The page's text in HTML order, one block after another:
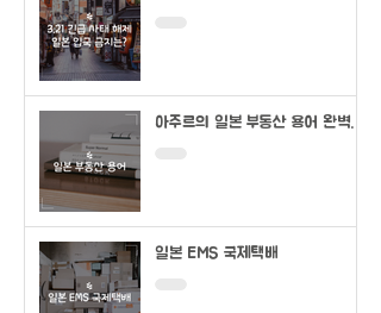
아주르의 일본 부동산 용어 완벽정
일본 EMS 국제택배